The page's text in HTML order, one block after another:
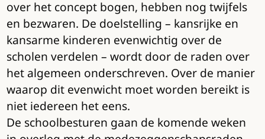
over het concept bogen, hebben nog twijfels
en bezwaren. De doelstelling – kansrijke en
kansarme kinderen evenwichtig over de
scholen verdelen – wordt door de raden over
het algemeen onderschreven. Over de manier
waarop dit evenwicht moet worden bereikt is
niet iedereen het eens.
De schoolbesturen gaan de komende weken